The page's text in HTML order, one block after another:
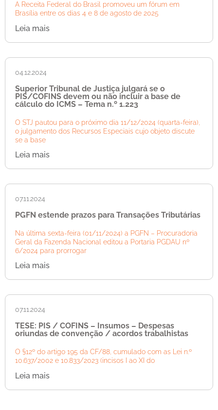
A Receita Federal do Brasil promoveu um fórum em
Brasília entre os dias 4 e 8 de agosto de 2025
Leia mais
04.12.2024
Superior Tribunal de Justiça julgará se o
PIS/COFINS devem ou não incluir a base de
cálculo do ICMS – Tema n.º 1.223
O STJ pautou para o próximo dia 11/12/2024 (quarta-feira),
o julgamento dos Recursos Especiais cujo objeto discute
se a base
Leia mais
07.11.2024
PGFN estende prazos para Transações Tributárias
Na última sexta-feira (01/11/2024) a PGFN – Procuradoria
Geral da Fazenda Nacional editou a Portaria PGDAU nº
6/2024 para prorrogar
Leia mais
07.11.2024
TESE: PIS / COFINS – Insumos – Despesas
oriundas de convenção / acordos trabalhistas
O §12º do artigo 195 da CF/88, cumulado com as Lei n.º
10.637/2002 e 10.833/2023 (incisos I ao XI do
Leia mais